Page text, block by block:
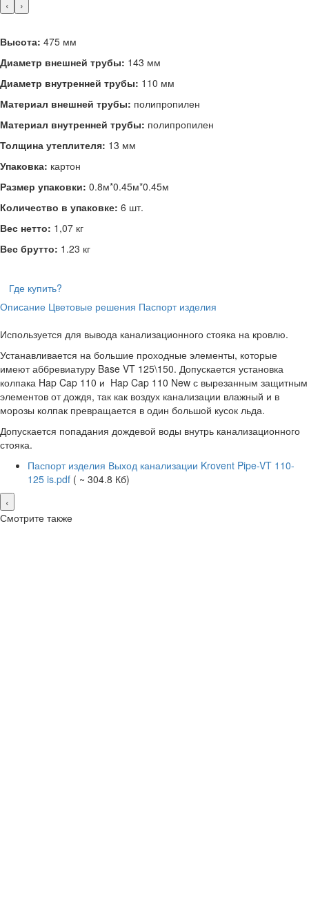
‹ ›
Высота: 475 мм
Диаметр внешней трубы: 143 мм
Диаметр внутренней трубы: 110 мм
Материал внешней трубы: полипропилен
Материал внутренней трубы: полипропилен
Толщина утеплителя: 13 мм
Упаковка: картон
Размер упаковки: 0.8м*0.45м*0.45м
Количество в упаковке: 6 шт.
Вес нетто: 1,07 кг
Вес брутто: 1.23 кг
Где купить?
Описание Цветовые решения Паспорт изделия
Используется для вывода канализационного стояка на кровлю.
Устанавливается на большие проходные элементы, которые
имеют аббревиатуру Base VT 125\150. Допускается установка
колпака Hap Cap 110 и Hap Cap 110 New с вырезанным защитным
элементов от дождя, так как воздух канализации влажный и в
морозы колпак превращается в один большой кусок льда.
Допускается попадания дождевой воды внутрь канализационного
стояка.
Паспорт изделия Выход канализации Krovent Pipe-VT 110-
125 is.pdf ( ~ 304.8 Кб)
‹
Смотрите также